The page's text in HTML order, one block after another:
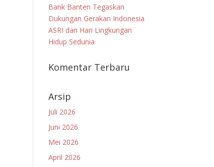
Bank Banten Tegaskan
Dukungan Gerakan Indonesia
ASRI dan Hari Lingkungan
Hidup Sedunia
Komentar Terbaru
Arsip
Juli 2026
Juni 2026
Mei 2026
April 2026